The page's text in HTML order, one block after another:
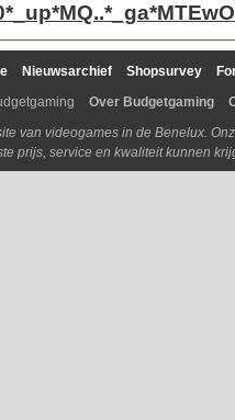
Nieuwsarchief Shopsurvey
Over Budgetgaming
van videogames in de Benelux.
prijs, service en kwaliteit kunnen